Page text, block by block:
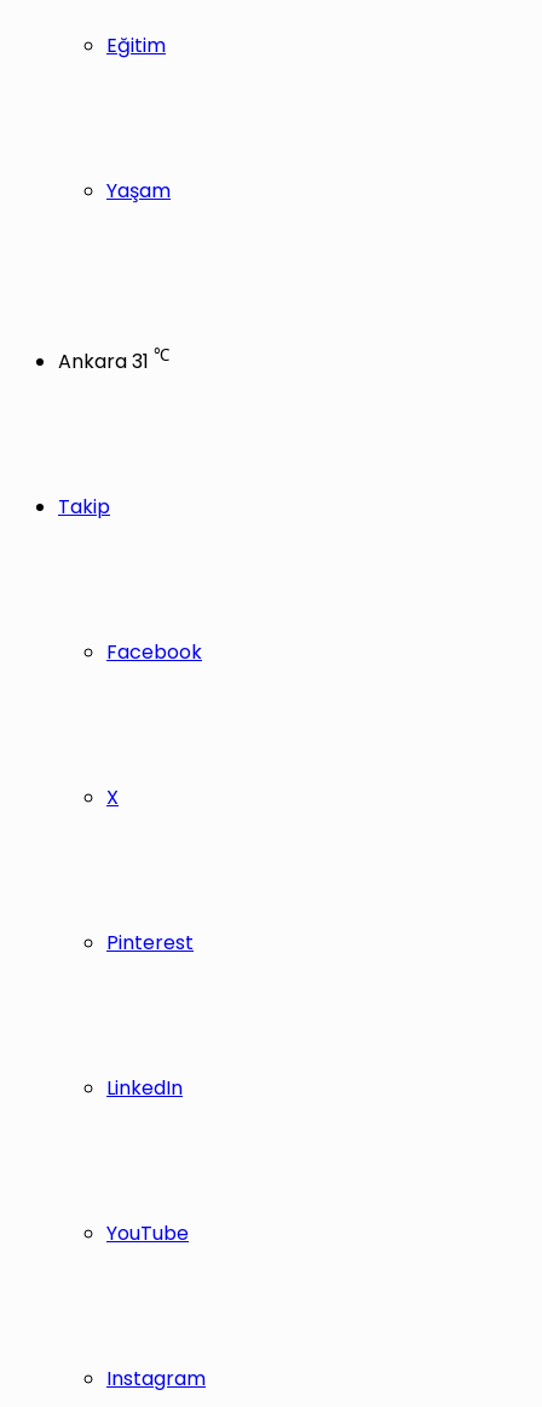
Eğitim
Yaşam
Ankara31 ℃
Takip
Facebook
X
Pinterest
LinkedIn
YouTube
Instagram